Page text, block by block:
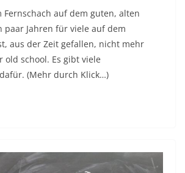
Fernschach auf dem guten, alten
paar Jahren für viele auf dem
aus der Zeit gefallen, nicht mehr
old school. Es gibt viele
(Mehr durch Klick…)